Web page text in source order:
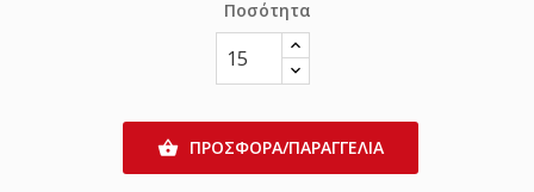
Ποσότητα
 ΠΡΟΣΦΟΡΑ/ΠΑΡΑΓΓΕΛΙΑ